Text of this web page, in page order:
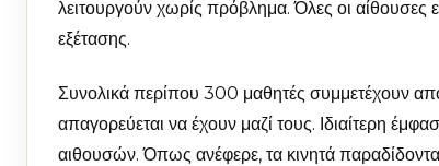
λειτουργούν χωρίς πρόβλημα. Όλες οι αίθουσες
εξέτασης.
Συνολικά περίπου 300 μαθητές συμμετέχουν από
απαγορεύεται να έχουν μαζί τους. Ιδιαίτερη
αιθουσών. Όπως ανέφερε, τα κινητά